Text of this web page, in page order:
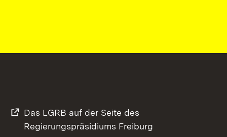
Das LGRB auf der Seite des
Regierungspräsidiums Freiburg